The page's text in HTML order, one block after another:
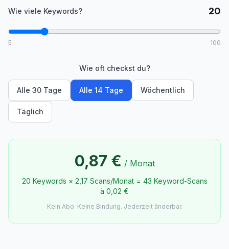
Wie viele Keywords? 20
5 100
Wie oft checkst du?
Alle 30 Tage Alle 14 Tage Wöchentlich
Täglich
0,87 € / Monat
20 Keywords × 2,17 Scans/Monat = 43 Keyword-Scans
à 0,02 €
Kein Abo. Keine Bindung. Jederzeit änderbar.